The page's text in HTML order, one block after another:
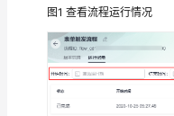
图1查看流程运行情况